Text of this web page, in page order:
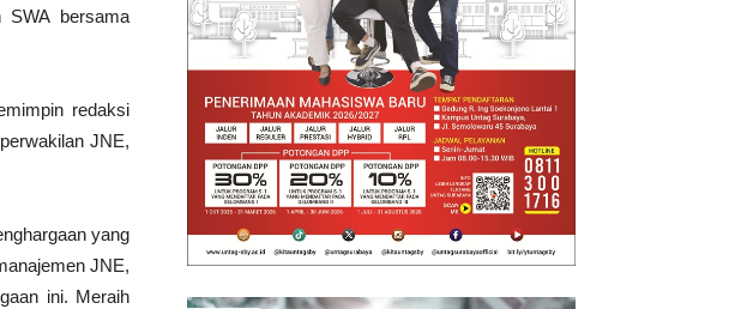
SWA bersama
redaksi
JNE,
yang
JNE,
ini. Meraih